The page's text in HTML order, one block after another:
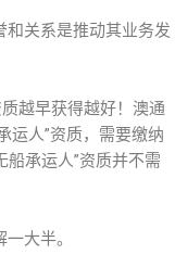
和关系是推动其业务发
越早获得越好！澳通
运人”资质，需要缴纳
承运人”资质并不需
大半。